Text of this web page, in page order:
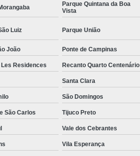
Parque Quintana da Boa
Vista
Luiz Parque União
João Ponte de Campinas
Residences Recanto Quarto Centenário
Santa Clara
São Domingos
São Carlos Tijuco Preto
Vale dos Cebrantes
Vila Esperança